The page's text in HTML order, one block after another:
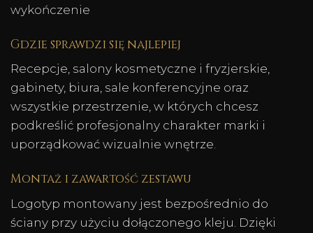
wykończenie
Gdzie sprawdzi się najlepiej
Recepcje, salony kosmetyczne i fryzjerskie,
gabinety, biura, sale konferencyjne oraz
wszystkie przestrzenie, w których chcesz
podkreślić profesjonalny charakter marki i
uporządkować wizualnie wnętrze.
Montaż i zawartość zestawu
Logotyp montowany jest bezpośrednio do
ściany przy użyciu dołączonego kleju. Dzięki